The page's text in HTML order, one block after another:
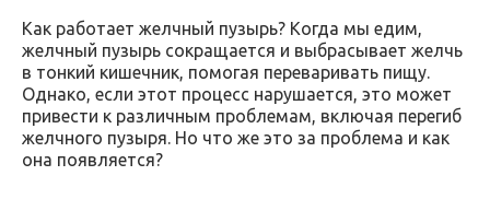
Как работает желчный пузырь? Когда мы едим,
желчный пузырь сокращается и выбрасывает желчь
в тонкий кишечник, помогая переваривать пищу.
Однако, если этот процесс нарушается, это может
привести к различным проблемам, включая перегиб
желчного пузыря. Но что же это за проблема и как
она появляется?